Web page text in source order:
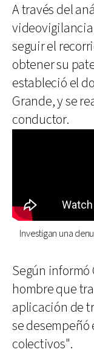
A través del
seguir el
obtener su
estableció el
Grande, y se
conductor.
Investigan una
Según informó
hombre que
aplicación de
se desempeñó
colectivos".